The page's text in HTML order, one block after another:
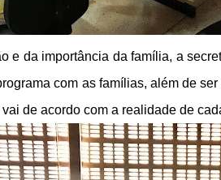
e da importância da família, a
com as famílias, além de
de acordo com a realidade de